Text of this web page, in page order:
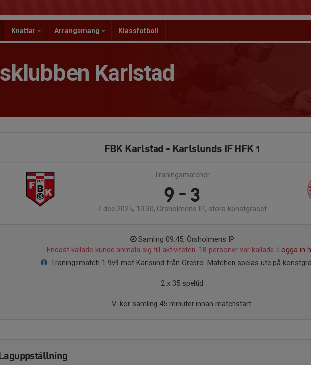
Knattar Arrangemang Klassfotboll
Karlstad
FBK Karlstad - Karlslunds IF HFK 1
Träningsmatcher
9 - 3
7 dec 2025, 10:30, Örsholmens IP, stora konstgräset
Samling 09:45, Örsholmens IP
Endast kallade kunde anmäla sig till aktiviteten. 18 personer var kallade. Logga in
Träningsmatch 1 9v9 mot Karlsund från Örebro. Matchen spelas ute på
2 x 35 speltid
Vi kör samling 45 minuter innan matchstart.